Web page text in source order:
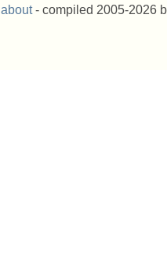
about- compiled 2005-2026